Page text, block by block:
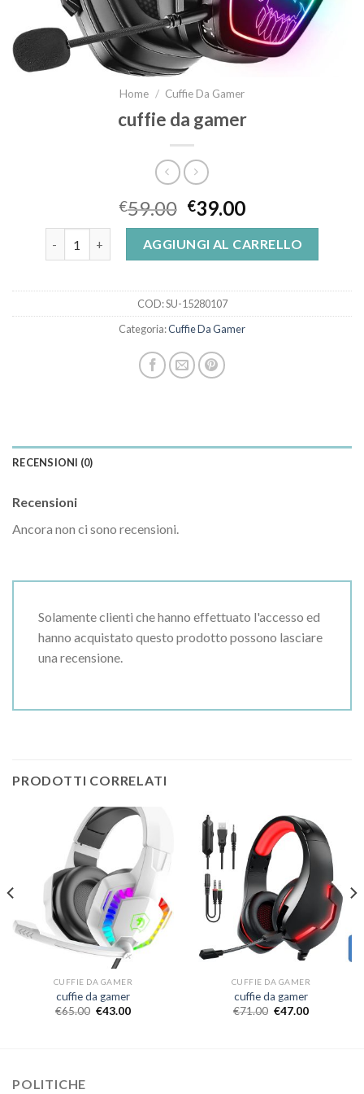
Home / Cuffie Da Gamer
cuffie da gamer
€59.00 €39.00
AGGIUNGI AL CARRELLO
COD:SU-15280107
Categoria:Cuffie Da Gamer
RECENSIONI (0)
Recensioni
Ancora non ci sono recensioni.
Solamente clienti che hanno effettuato l'accesso ed
hanno acquistato questo prodotto possono lasciare
una recensione.
PRODOTTI CORRELATI
CUFFIE DA GAMER
cuffie da gamer
€65.00 €43.00
CUFFIE DA GAMER
cuffie da gamer
€71.00 €47.00
POLITICHE